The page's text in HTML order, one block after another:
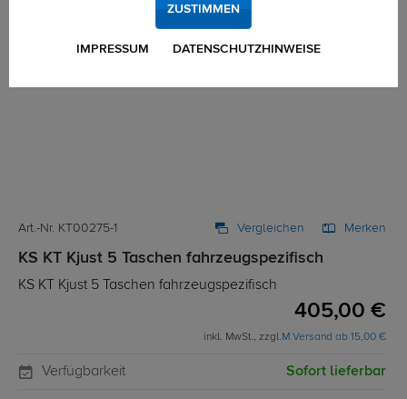
Art.-Nr. KT00275-1 Vergleichen Merken
KS KT Kjust 5 Taschen fahrzeugspezifisch
KS KT Kjust 5 Taschen fahrzeugspezifisch
405,00 €
inkl. MwSt., zzgl.M Versand ab 15,00 €
Verfügbarkeit Sofort lieferbar
IMPRESSUM DATENSCHUTZHINWEISE
ZUSTIMMEN